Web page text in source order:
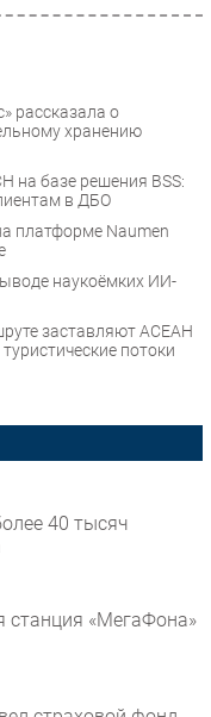
рассказала о
хранению
на базе решения BSS:
в ДБО
платформе Naumen
наукоёмких ИИ-
заставляют АСЕАН
потоки
40 тысяч
станция «МегаФона»